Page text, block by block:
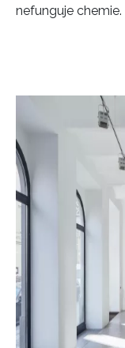
nefunguje chemie.